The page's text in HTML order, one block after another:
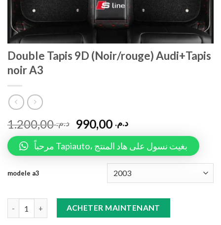
Double Tapis 9D (Noir/rouge) Audi+Tapis
noir A3
د.م.1.200,00 د.م.
مرحباً Tapiauto، بغيت نسول على هاد المنتج
modele a3
Double Tapis 9D (Noir/rouge) Audi+Tapis noir A3 quantity
ACHETER MAINTENANT